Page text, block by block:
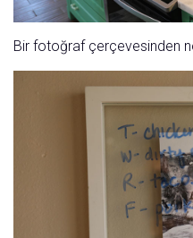
Bir fotoğraf çerçevesinden